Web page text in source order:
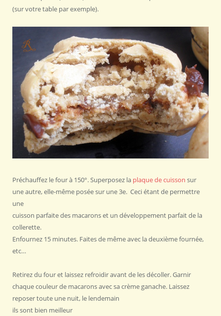
(sur votre table par exemple).
Préchauffez le four à 150°. Superposez la plaque de cuisson sur
une autre, elle-même posée sur une 3e. Ceci étant de permettre
une
cuisson parfaite des macarons et un développement parfait de la
collerette.
Enfournez 15 minutes. Faites de même avec la deuxième fournée,
etc…
Retirez du four et laissez refroidir avant de les décoller. Garnir
chaque couleur de macarons avec sa crème ganache. Laissez
reposer toute une nuit, le lendemain
ils sont bien meilleur